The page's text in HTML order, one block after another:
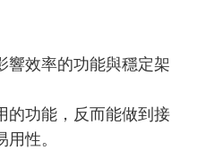
響效率的功能與穩定架
的功能，反而能做到接
性。